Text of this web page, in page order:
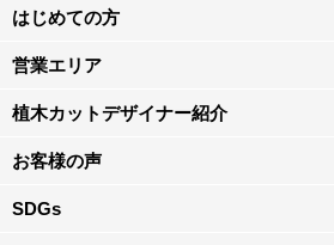
はじめての方
営業エリア
植木カットデザイナー紹介
お客様の声
SDGs